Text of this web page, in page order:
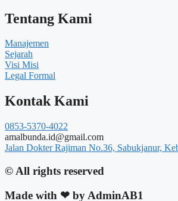
Tentang Kami
Manajemen
Sejarah
Visi Misi
Legal Formal
Kontak Kami
0853-5370-4022
amalbunda.id@gmail.com
Jalan Dokter Rajiman No.36, Sabukjanur,
© All rights reserved
Made with ❤ by AdminAB1